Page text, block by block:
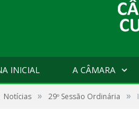
INICIAL A CÂMARA
Notícias » 29º Sessão Ordinária »